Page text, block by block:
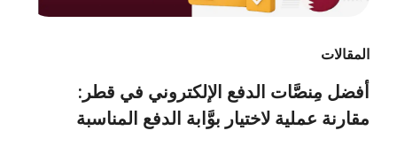
المقالات
أفضل مِنصَّات الدفع الإلكتروني في قطر:
مقارنة عملية لاختيار بوَّابة الدفع المناسبة